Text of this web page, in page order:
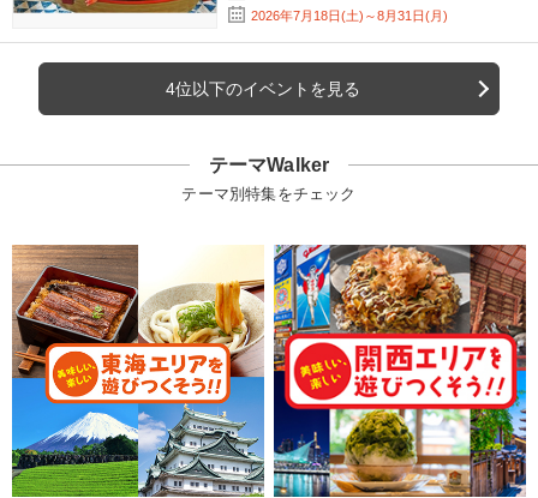
2026年7月18日(土)～8月31日(月)
4位以下のイベントを見る
テーマWalker
テーマ別特集をチェック